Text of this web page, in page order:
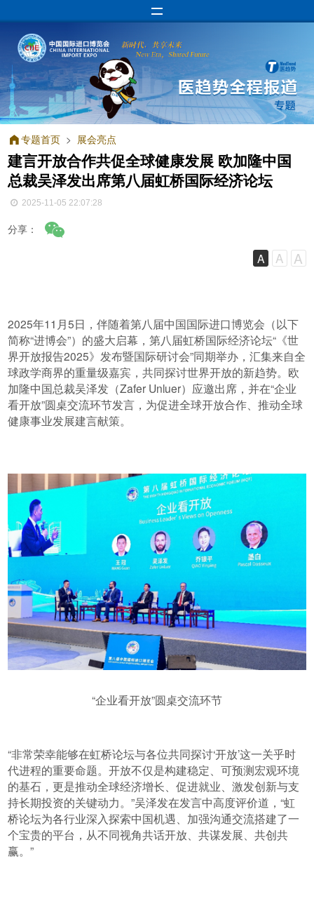
专题首页 > 展会亮点
建言开放合作共促全球健康发展 欧加隆中国
总裁吴泽发出席第八届虹桥国际经济论坛
2025-11-05 22:07:28
分享：
A A A
2025年11月5日，伴随着第八届中国国际进口博览会（以下
简称“进博会”）的盛大启幕，第八届虹桥国际经济论坛“《世
界开放报告2025》发布暨国际研讨会”同期举办，汇集来自全
球政学商界的重量级嘉宾，共同探讨世界开放的新趋势。欧
加隆中国总裁吴泽发（Zafer Unluer）应邀出席，并在“企业
看开放”圆桌交流环节发言，为促进全球开放合作、推动全球
健康事业发展建言献策。
“企业看开放”圆桌交流环节
“非常荣幸能够在虹桥论坛与各位共同探讨‘开放’这一关乎时
代进程的重要命题。开放不仅是构建稳定、可预测宏观环境
的基石，更是推动全球经济增长、促进就业、激发创新与支
持长期投资的关键动力。”吴泽发在发言中高度评价道，“虹
桥论坛为各行业深入探索中国机遇、加强沟通交流搭建了一
个宝贵的平台，从不同视角共话开放、共谋发展、共创共
赢。”